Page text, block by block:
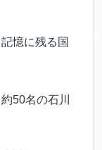
憶に残る国
50名の石川